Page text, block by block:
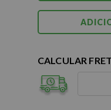
CALCULAR